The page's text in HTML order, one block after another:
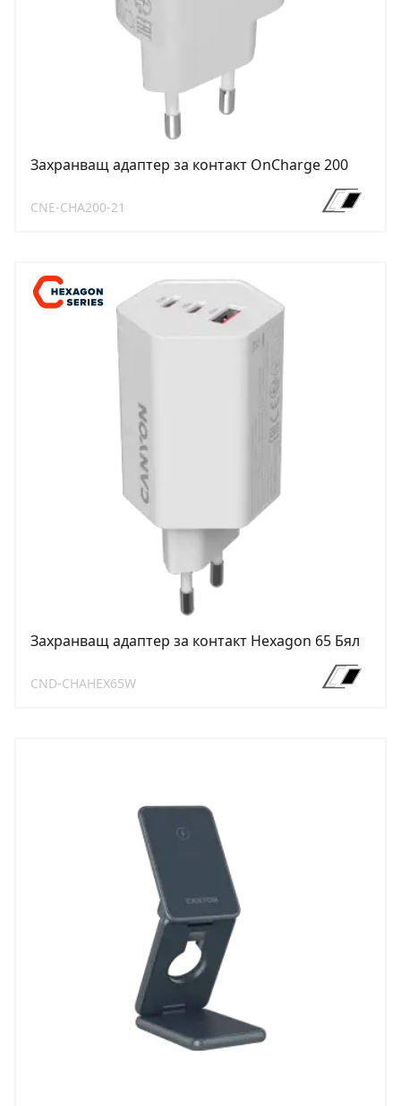
Захранващ адаптер за контакт OnCharge 200
CNE-CHA200-21
Захранващ адаптер за контакт Hexagon 65 Бял
CND-CHAHEX65W